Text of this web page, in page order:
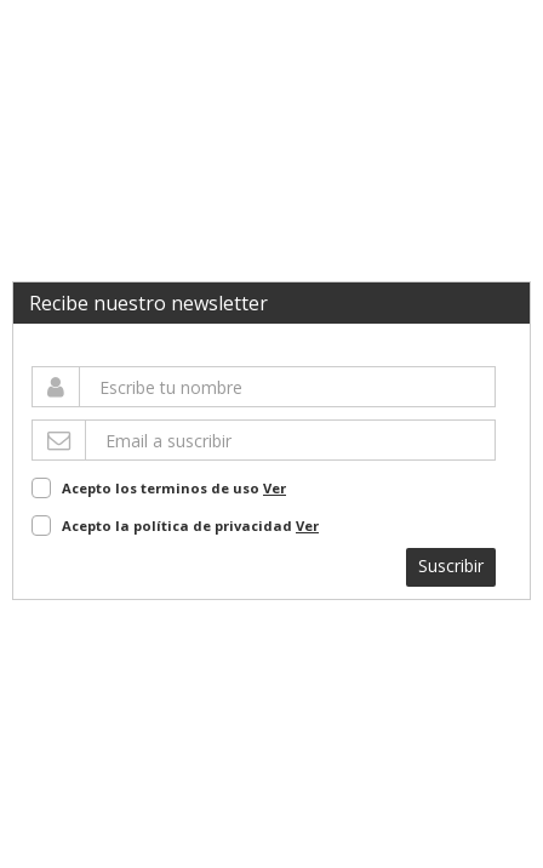
Recibe nuestro newsletter
Acepto los terminos de uso Ver
Acepto la política de privacidad Ver
Suscribir